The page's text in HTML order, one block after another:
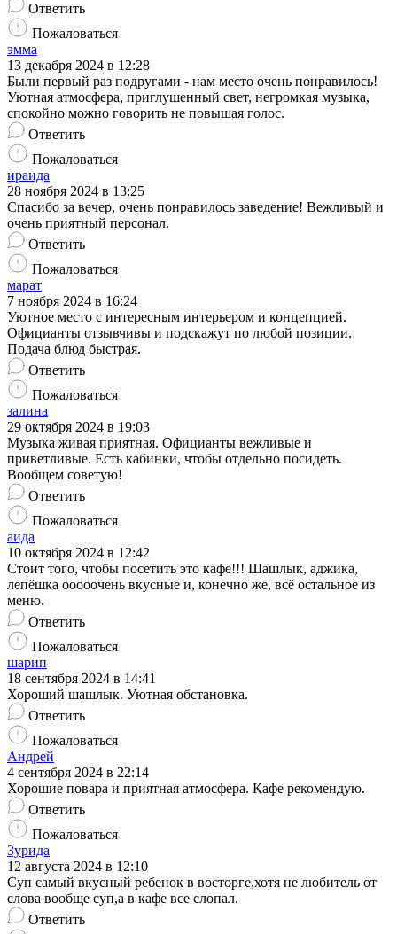
Ответить
Пожаловаться
эмма
13 декабря 2024 в 12:28
Были первый раз подругами - нам место очень понравилось!
Уютная атмосфера, приглушенный свет, негромкая музыка,
спокойно можно говорить не повышая голос.
Ответить
Пожаловаться
ираида
28 ноября 2024 в 13:25
Спасибо за вечер, очень понравилось заведение! Вежливый и
очень приятный персонал.
Ответить
Пожаловаться
марат
7 ноября 2024 в 16:24
Уютное место с интересным интерьером и концепцией.
Официанты отзывчивы и подскажут по любой позиции.
Подача блюд быстрая.
Ответить
Пожаловаться
залина
29 октября 2024 в 19:03
Музыка живая приятная. Официанты вежливые и
приветливые. Есть кабинки, чтобы отдельно посидеть.
Вообщем советую!
Ответить
Пожаловаться
аида
10 октября 2024 в 12:42
Стоит того, чтобы посетить это кафе!!! Шашлык, аджика,
лепёшка ооооочень вкусные и, конечно же, всё остальное из
меню.
Ответить
Пожаловаться
шарип
18 сентября 2024 в 14:41
Хороший шашлык. Уютная обстановка.
Ответить
Пожаловаться
Андрей
4 сентября 2024 в 22:14
Хорошие повара и приятная атмосфера. Кафе рекомендую.
Ответить
Пожаловаться
Зурида
12 августа 2024 в 12:10
Суп самый вкусный ребенок в восторге,хотя не любитель от
слова вообще суп,а в кафе все слопал.
Ответить